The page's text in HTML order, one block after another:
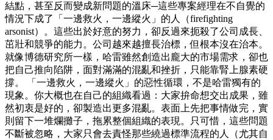
結點，甚至反而變成新問題的溫床─這些專案經理在不自覺的
情況下成了「一邊救火，一邊縱火」的人（firefighting
arsonist）。這些出於好意的努力，卻反過來扼殺了公司成長、
茁壯和競爭的能力。公司越來越擅長治標，但根本沒在治本。
就像博德研究所一樣，哈雷雖然創造出龐大的市場需求，卻也
把自己推向陷阱，面對滿滿的混亂和挫折，只能靠腎上腺素硬
撐。 「一邊救火，一邊縱火」的惡性循環，不是哈雷獨有的
現象。你大概也在自己的組織看過：大家拚命想交出成果，雖
然初衷是好的，卻製造出更多混亂。表面上先把事情做完，實
則留下一堆爛攤子，拖累整個組織的表現。只可惜，這些問題
不斷被忽略，大家只會去責怪那些繞過標準流程的人（尤其自